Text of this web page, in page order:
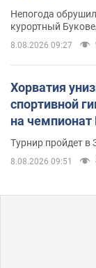
Непогода
курортный
8.08.2026 09:27
Хорватия
спортивной
на
Турнир пройдет в
8.08.2026 09:51